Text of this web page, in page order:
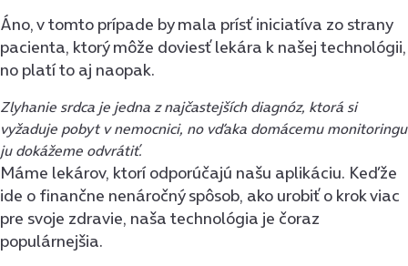
Áno, v tomto prípade by mala prísť iniciatíva zo strany
pacienta, ktorý môže doviesť lekára k našej technológii,
no platí to aj naopak.
Zlyhanie srdca je jedna z najčastejších diagnóz, ktorá si
vyžaduje pobyt v nemocnici, no vďaka domácemu monitoringu
ju dokážeme odvrátiť.
Máme lekárov, ktorí odporúčajú našu aplikáciu. Keďže
ide o finančne nenáročný spôsob, ako urobiť o krok viac
pre svoje zdravie, naša technológia je čoraz
populárnejšia.